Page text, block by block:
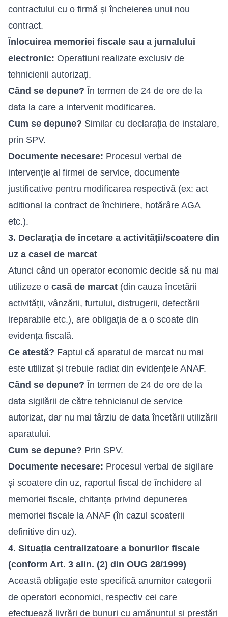
contractului cu o firmă și încheierea unui nou
contract.
Înlocuirea memoriei fiscale sau a jurnalului
electronic: Operațiuni realizate exclusiv de
tehnicienii autorizați.
Când se depune? În termen de 24 de ore de la
data la care a intervenit modificarea.
Cum se depune? Similar cu declarația de instalare,
prin SPV.
Documente necesare: Procesul verbal de
intervenție al firmei de service, documente
justificative pentru modificarea respectivă (ex: act
adițional la contract de închiriere, hotărâre AGA
etc.).
3. Declarația de încetare a activității/scoatere din
uz a casei de marcat
Atunci când un operator economic decide să nu mai
utilizeze o casă de marcat (din cauza încetării
activității, vânzării, furtului, distrugerii, defectării
ireparabile etc.), are obligația de a o scoate din
evidența fiscală.
Ce atestă? Faptul că aparatul de marcat nu mai
este utilizat și trebuie radiat din evidențele ANAF.
Când se depune? În termen de 24 de ore de la
data sigilării de către tehnicianul de service
autorizat, dar nu mai târziu de data încetării utilizării
aparatului.
Cum se depune? Prin SPV.
Documente necesare: Procesul verbal de sigilare
și scoatere din uz, raportul fiscal de închidere al
memoriei fiscale, chitanța privind depunerea
memoriei fiscale la ANAF (în cazul scoaterii
definitive din uz).
4. Situația centralizatoare a bonurilor fiscale
(conform Art. 3 alin. (2) din OUG 28/1999)
Această obligație este specifică anumitor categorii
de operatori economici, respectiv cei care
efectuează livrări de bunuri cu amănuntul și prestări